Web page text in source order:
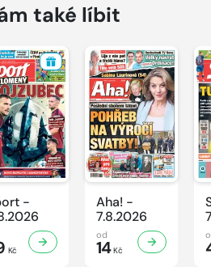
také líbit
-
Kč
Aha! -
7.8.2026
od
14Kč